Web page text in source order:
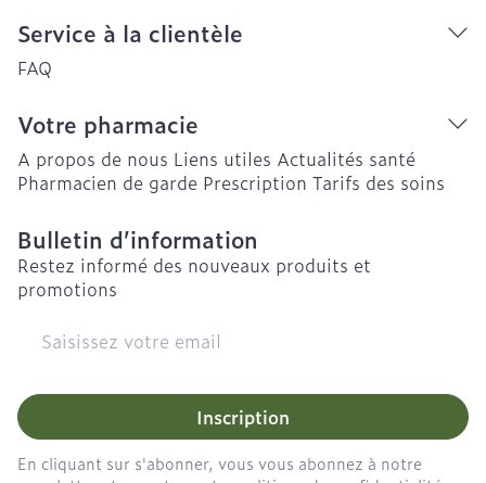
Service à la clientèle
FAQ
Votre pharmacie
A propos de nous Liens utiles Actualités santé
Pharmacien de garde Prescription Tarifs des soins
Bulletin d’information
Restez informé des nouveaux produits et
promotions
Adresse mail
Inscription
En cliquant sur s'abonner, vous vous abonnez à notre